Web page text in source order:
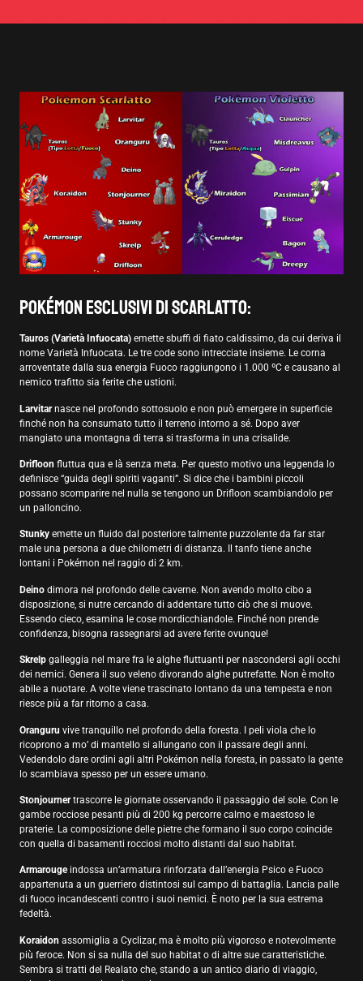
Pokémon esclusivi di Scarlatto:
Tauros (Varietà Infuocata) emette sbuffi di fiato caldissimo, da cui deriva il
nome Varietà Infuocata. Le tre code sono intrecciate insieme. Le corna
arroventate dalla sua energia Fuoco raggiungono i 1.000 ºC e causano al
nemico trafitto sia ferite che ustioni.
Larvitarnasce nel profondo sottosuolo e non può emergere in superficie
finché non ha consumato tutto il terreno intorno a sé. Dopo aver
mangiato una montagna di terra si trasforma in una crisalide.
Drifloon fluttua qua e là senza meta. Per questo motivo una leggenda lo
definisce “guida degli spiriti vaganti”. Si dice che i bambini piccoli
possano scomparire nel nulla se tengono un Drifloon scambiandolo per
un palloncino.
Stunky emette un fluido dal posteriore talmente puzzolente da far star
male una persona a due chilometri di distanza. Il tanfo tiene anche
lontani i Pokémon nel raggio di 2 km.
Deino dimora nel profondo delle caverne. Non avendo molto cibo a
disposizione, si nutre cercando di addentare tutto ciò che si muove.
Essendo cieco, esamina le cose mordicchiandole. Finché non prende
confidenza, bisogna rassegnarsi ad avere ferite ovunque!
Skrelp galleggia nel mare fra le alghe fluttuanti per nascondersi agli occhi
dei nemici. Genera il suo veleno divorando alghe putrefatte. Non è molto
abile a nuotare. A volte viene trascinato lontano da una tempesta e non
riesce più a far ritorno a casa.
Oranguru vive tranquillo nel profondo della foresta. I peli viola che lo
ricoprono a mo’ di mantello si allungano con il passare degli anni.
Vedendolo dare ordini agli altri Pokémon nella foresta, in passato la gente
lo scambiava spesso per un essere umano.
Stonjournertrascorre le giornate osservando il passaggio del sole. Con le
gambe rocciose pesanti più di 200 kg percorre calmo e maestoso le
praterie. La composizione delle pietre che formano il suo corpo coincide
con quella di basamenti rocciosi molto distanti dal suo habitat.
Armarougeindossa un’armatura rinforzata dall’energia Psico e Fuoco
appartenuta a un guerriero distintosi sul campo di battaglia. Lancia palle
di fuoco incandescenti contro i suoi nemici. È noto per la sua estrema
fedeltà.
Koraidon assomiglia a Cyclizar, ma è molto più vigoroso e notevolmente
più feroce. Non si sa nulla del suo habitat o di altre sue caratteristiche.
Sembra si tratti del Realato che, stando a un antico diario di viaggio,